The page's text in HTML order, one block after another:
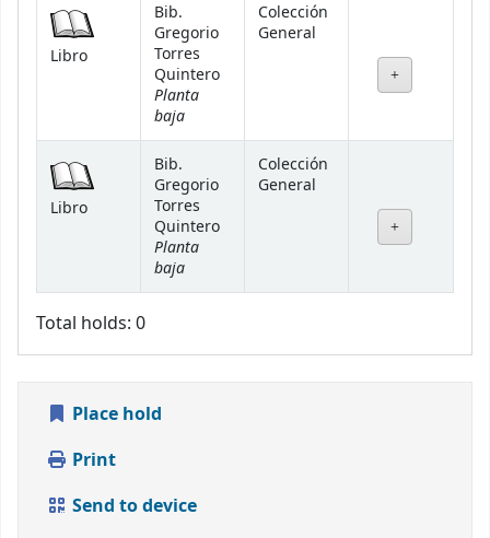
Libro
Bib.
Gregorio
Torres
Quintero
Planta
baja
Colección
General
Libro
Bib.
Gregorio
Torres
Quintero
Planta
baja
Colección
General
Total holds: 0
Place hold
Print
Send to device